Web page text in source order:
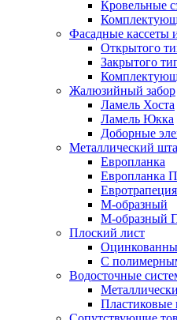
Кровельные
Фасадные кассеты
Открытого
Закрытого
Жалюзийный забор
Ламель Хоста
Ламель Юкка
Доборные
Металлический
Европланка
Европланка
Евротрапеция
М-образный
М-образный
Плоский лист
С
Водосточные
Пластиковые